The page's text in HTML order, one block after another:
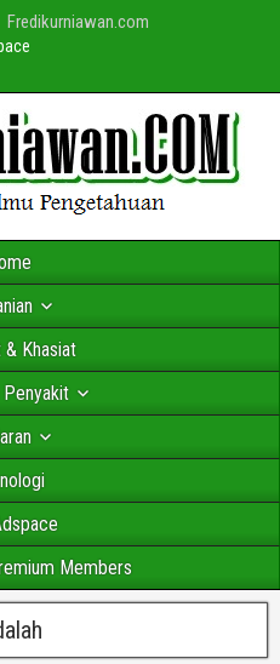
Fredikurniawan.com
& Khasiat
Penyakit
Members